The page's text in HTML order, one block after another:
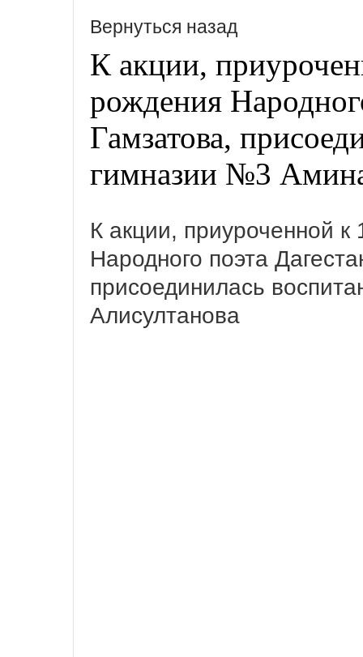
Вернуться назад
К акции,
рождения
Гамзатова,
гимназии №3
К акции, приуроченной
Народного поэта
присоединилась
Алисултанова